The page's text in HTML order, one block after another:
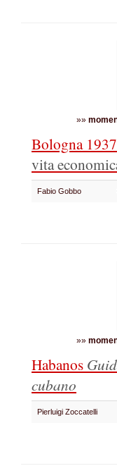
»»
Bologna
vita
Fabio Gobbo
»»
Habanos
cubano
Pierluigi Zoccatelli